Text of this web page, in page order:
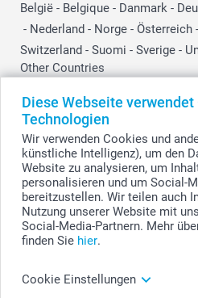
Diese Webseite
Technologien
Wir verwenden Cookies und
künstliche Intelligenz), um den
Website zu analysieren, um
personalisieren und um Social-
bereitzustellen. Wir teilen auch
Nutzung unserer Website mit
Social-Media-Partnern. Mehr
finden Sie hier.
Cookie Einstellungen
België - Belgique - Danmark -
- Nederland - Norge - Österreich -
Switzerland - Suomi - Sverige -
Other Countries
© smartphoto Group. Alle
Alle Preise verstehen sich in EURO (€)